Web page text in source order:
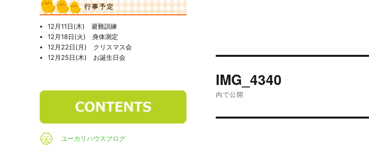
稿
IMG_4340
内で公開
行事予定
12月11日(木) 避難訓練
12月18日(火) 身体測定
12月22日(月) クリスマス会
12月25日(木) お誕生日会
ユーカリハウスブログ